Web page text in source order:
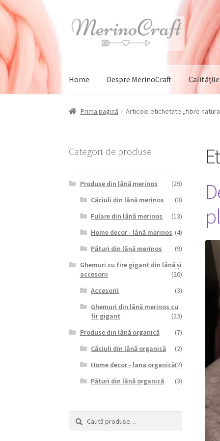
Sari
la
Sari
la
Home Despre MerinoCraft
Prima pagină Articole etichetate „fibre
Categorii de produse
Produse din lână merinos
(29)
Căciuli din lână merinos
(3)
Fulare din lână merinos
(13)
Home decor - lână merinos (4)
Pături din lână merinos
(9)
Ghemuri cu fire gigant din lână și
accesorii
(26)
Accesorii
(3)
Ghemuri din lână merinos cu
fir gigant
(23)
Produse din lână organică
(7)
Căciuli din lână organică
(2)
Home decor - lana organică(2)
Pături din lână organică
(3)
Caută
după:
Caută